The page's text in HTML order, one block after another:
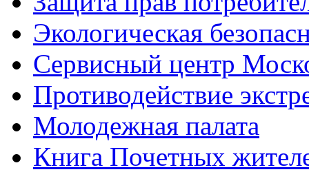
Экологическая
Сервисный центр
Противодействие
Молодежная палата
Книга Почетных